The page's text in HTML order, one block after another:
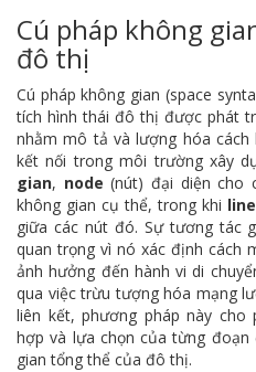
Cú pháp không
đô thị
Cú pháp không gian (space
tích hình thái đô thị được phát
nhằm mô tả và lượng hóa
kết nối trong môi trường xây
gian, node (nút) đại diện cho
không gian cụ thể, trong khi line
giữa các nút đó. Sự tương tác
quan trọng vì nó xác định cách
ảnh hưởng đến hành vi di
qua việc trừu tượng hóa mạng
liên kết, phương pháp này
hợp và lựa chọn của từng
gian tổng thể của đô thị.